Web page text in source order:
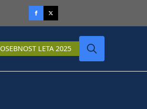
OSEBNOST LETA 2025